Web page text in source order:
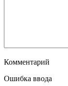
Комментарий
Ошибка ввода